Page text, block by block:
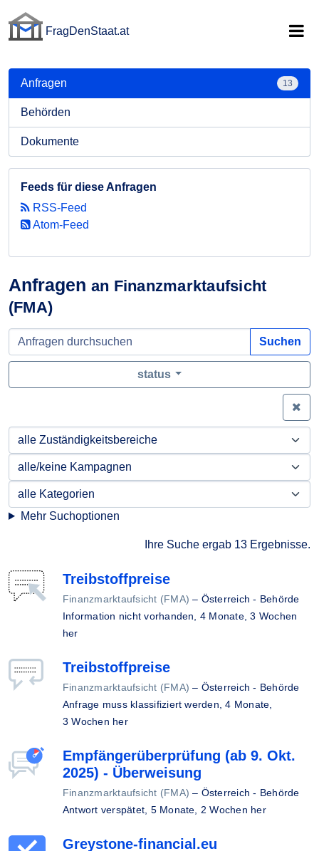
FragDenStaat.at
Anfragen an Finanzmarktaufsicht
(FMA)
Suchen
status
Mehr Suchoptionen
Ihre Suche ergab 13 Ergebnisse.
Treibstoffpreise
Finanzmarktaufsicht (FMA) – Österreich - Behörde
Information nicht vorhanden, 4 Monate, 3 Wochen
her
Treibstoffpreise
Finanzmarktaufsicht (FMA) – Österreich - Behörde
Anfrage muss klassifiziert werden,4 Monate,
3 Wochen her
Empfängerüberprüfung (ab 9. Okt.
2025) - Überweisung
Finanzmarktaufsicht (FMA) – Österreich - Behörde
Antwort verspätet, 5 Monate, 2 Wochen her
Greystone-financial.eu
Anfragen 13
Behörden
Dokumente
Feeds für diese Anfragen
RSS-Feed
Atom-Feed